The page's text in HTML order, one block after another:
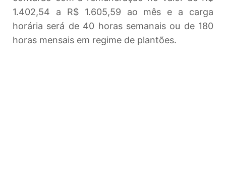
1.402,54 a R$ 1.605,59 ao mês e a carga
horária será de 40 horas semanais ou de 180
horas mensais em regime de plantões.